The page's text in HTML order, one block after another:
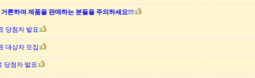
론하며 제품을 판매하는 분들을 주의하세요!!!
당첨자 발표
대상자 모집
당첨자 발표